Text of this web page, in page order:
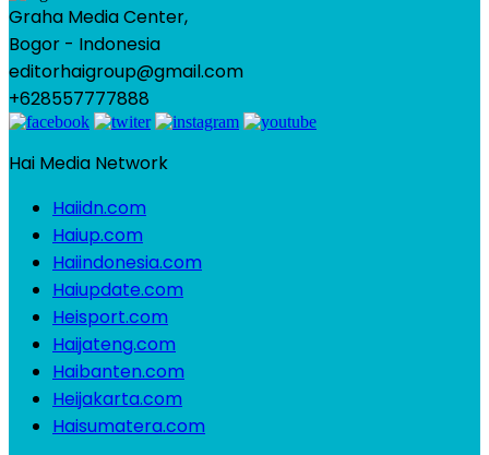
Graha Media Center,
Bogor - Indonesia
editorhaigroup@gmail.com
+628557777888
Hai Media Network
Haiidn.com
Haiup.com
Haiindonesia.com
Haiupdate.com
Heisport.com
Haijateng.com
Haibanten.com
Heijakarta.com
Haisumatera.com